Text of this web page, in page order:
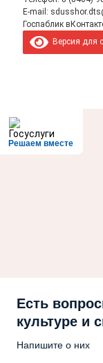
E-mail:
Госпаблик
Версия для
Решаем вместе
Есть
культуре и
Напишите о них